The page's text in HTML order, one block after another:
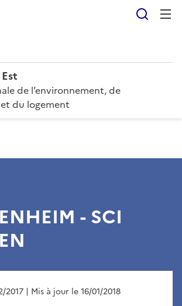
de l’environnement, de
du logement
- SCI
2017 | Mis à jour le 16/01/2018